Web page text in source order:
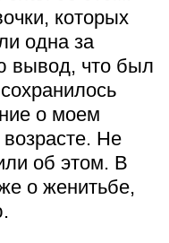
которых
одна за
вывод, что был
о моем
Не
об этом. В
о женитьбе,